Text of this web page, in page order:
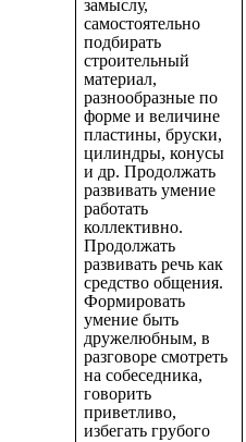
замыслу,
самостоятельно
подбирать
строительный
материал,
разнообразные по
форме и величине
пластины, бруски,
цилиндры, конусы
и др. Продолжать
развивать умение
работать
коллективно.
Продолжать
развивать речь как
средство общения.
Формировать
умение быть
дружелюбным, в
разговоре смотреть
на собеседника,
говорить
приветливо,
избегать грубого